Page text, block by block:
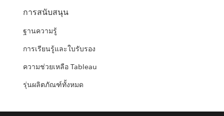
การสนับสนุน
ฐานความรู้
การเรียนรู้และใบรับรอง
ความช่วยเหลือ Tableau
รุ่นผลิตภัณฑ์ทั้งหมด